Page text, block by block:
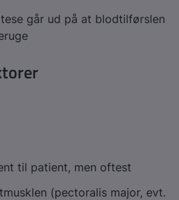
går ud på at blodtilførslen
til patient, men oftest
(pectoralis major, evt.